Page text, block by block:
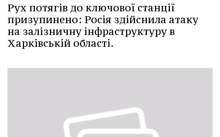
Рух потягів до ключової станції
призупинено: Росія здійснила атаку
на залізничну інфраструктуру в
Харківській області.